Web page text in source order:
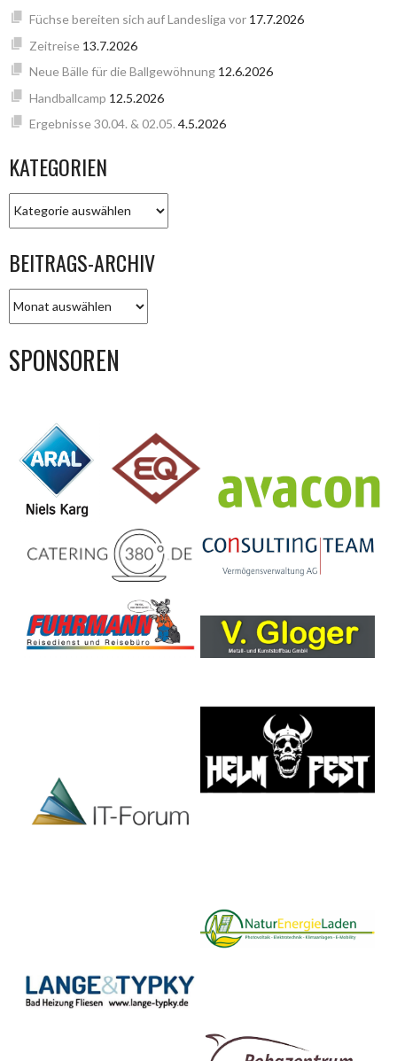
Füchse bereiten sich auf Landesliga vor 17.7.2026
Zeitreise 13.7.2026
Neue Bälle für die Ballgewöhnung 12.6.2026
Handballcamp 12.5.2026
Ergebnisse 30.04. & 02.05. 4.5.2026
KATEGORIEN
BEITRAGS-ARCHIV
ARCHIV
SPONSOREN